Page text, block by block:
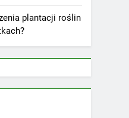
plantacji roślin